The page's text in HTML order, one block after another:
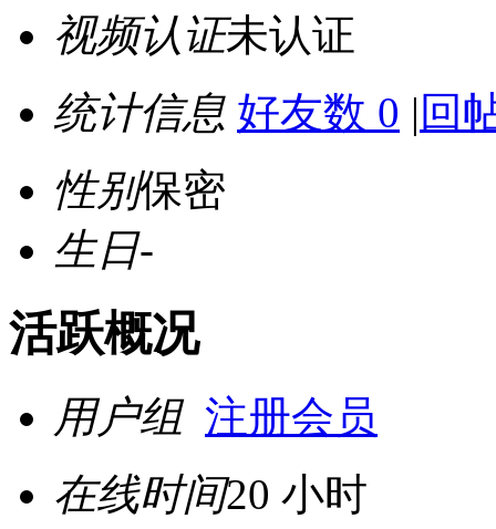
视频认证未认证
统计信息 好友数 0 | 回
性别保密
生日-
活跃概况
用户组 注册会员
在线时间20 小时